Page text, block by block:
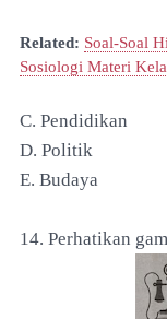
Related: Soal-Soal
Sosiologi Materi
C. Pendidikan
D. Politik
E. Budaya
14. Perhatikan